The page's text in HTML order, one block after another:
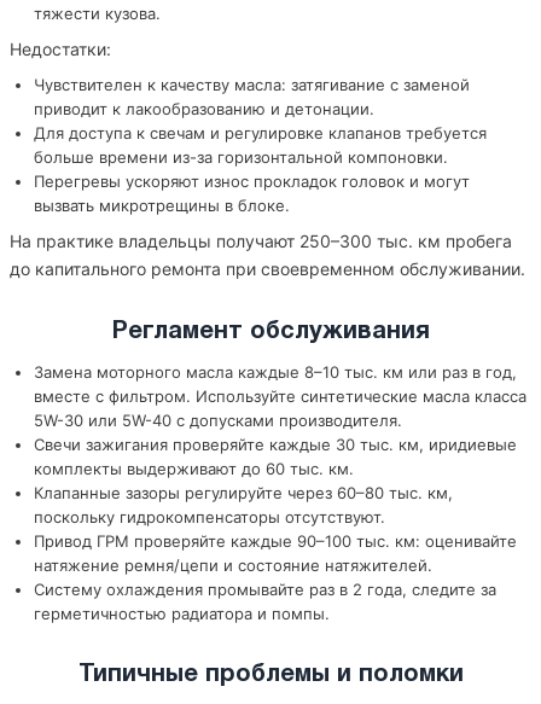
тяжести кузова.
Недостатки:
Чувствителен к качеству масла: затягивание с заменой
приводит к лакообразованию и детонации.
Для доступа к свечам и регулировке клапанов требуется
больше времени из-за горизонтальной компоновки.
Перегревы ускоряют износ прокладок головок и могут
вызвать микротрещины в блоке.
На практике владельцы получают 250–300 тыс. км пробега
до капитального ремонта при своевременном обслуживании.
Регламент обслуживания
Замена моторного масла каждые 8–10 тыс. км или раз в год,
вместе с фильтром. Используйте синтетические масла класса
5W-30 или 5W-40 с допусками производителя.
Свечи зажигания проверяйте каждые 30 тыс. км, иридиевые
комплекты выдерживают до 60 тыс. км.
Клапанные зазоры регулируйте через 60–80 тыс. км,
поскольку гидрокомпенсаторы отсутствуют.
Привод ГРМ проверяйте каждые 90–100 тыс. км: оценивайте
натяжение ремня/цепи и состояние натяжителей.
Систему охлаждения промывайте раз в 2 года, следите за
герметичностью радиатора и помпы.
Типичные проблемы и поломки